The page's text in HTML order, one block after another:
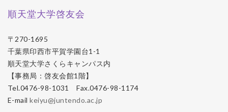
順天堂大学啓友会
〒270-1695
千葉県印西市平賀学園台1-1
順天堂大学さくらキャンパス内
【事務局：啓友会館1階】
Tel.0476-98-1031 Fax.0476-98-1174
E-mailkeiyu@juntendo.ac.jp